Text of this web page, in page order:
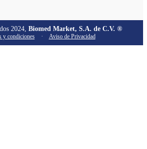
2024, Biomed Market, S.A. de C.V. ®
y condiciones · Aviso de Privacidad